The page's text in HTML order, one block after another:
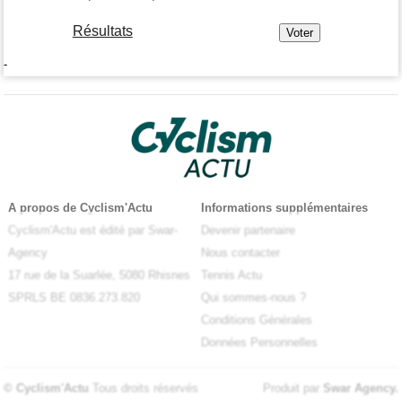
Résultats
-
A propos de Cyclism'Actu
Cyclism'Actu est édité par Swar-
Agency
17 rue de la Suarlée, 5080 Rhisnes
SPRLS BE 0836.273.820
Informations supplémentaires
Devenir partenaire
Nous contacter
Tennis Actu
Qui sommes-nous ?
Conditions Générales
Données Personnelles
© Cyclism'Actu Tous droits réservés Produit par Swar Agency.